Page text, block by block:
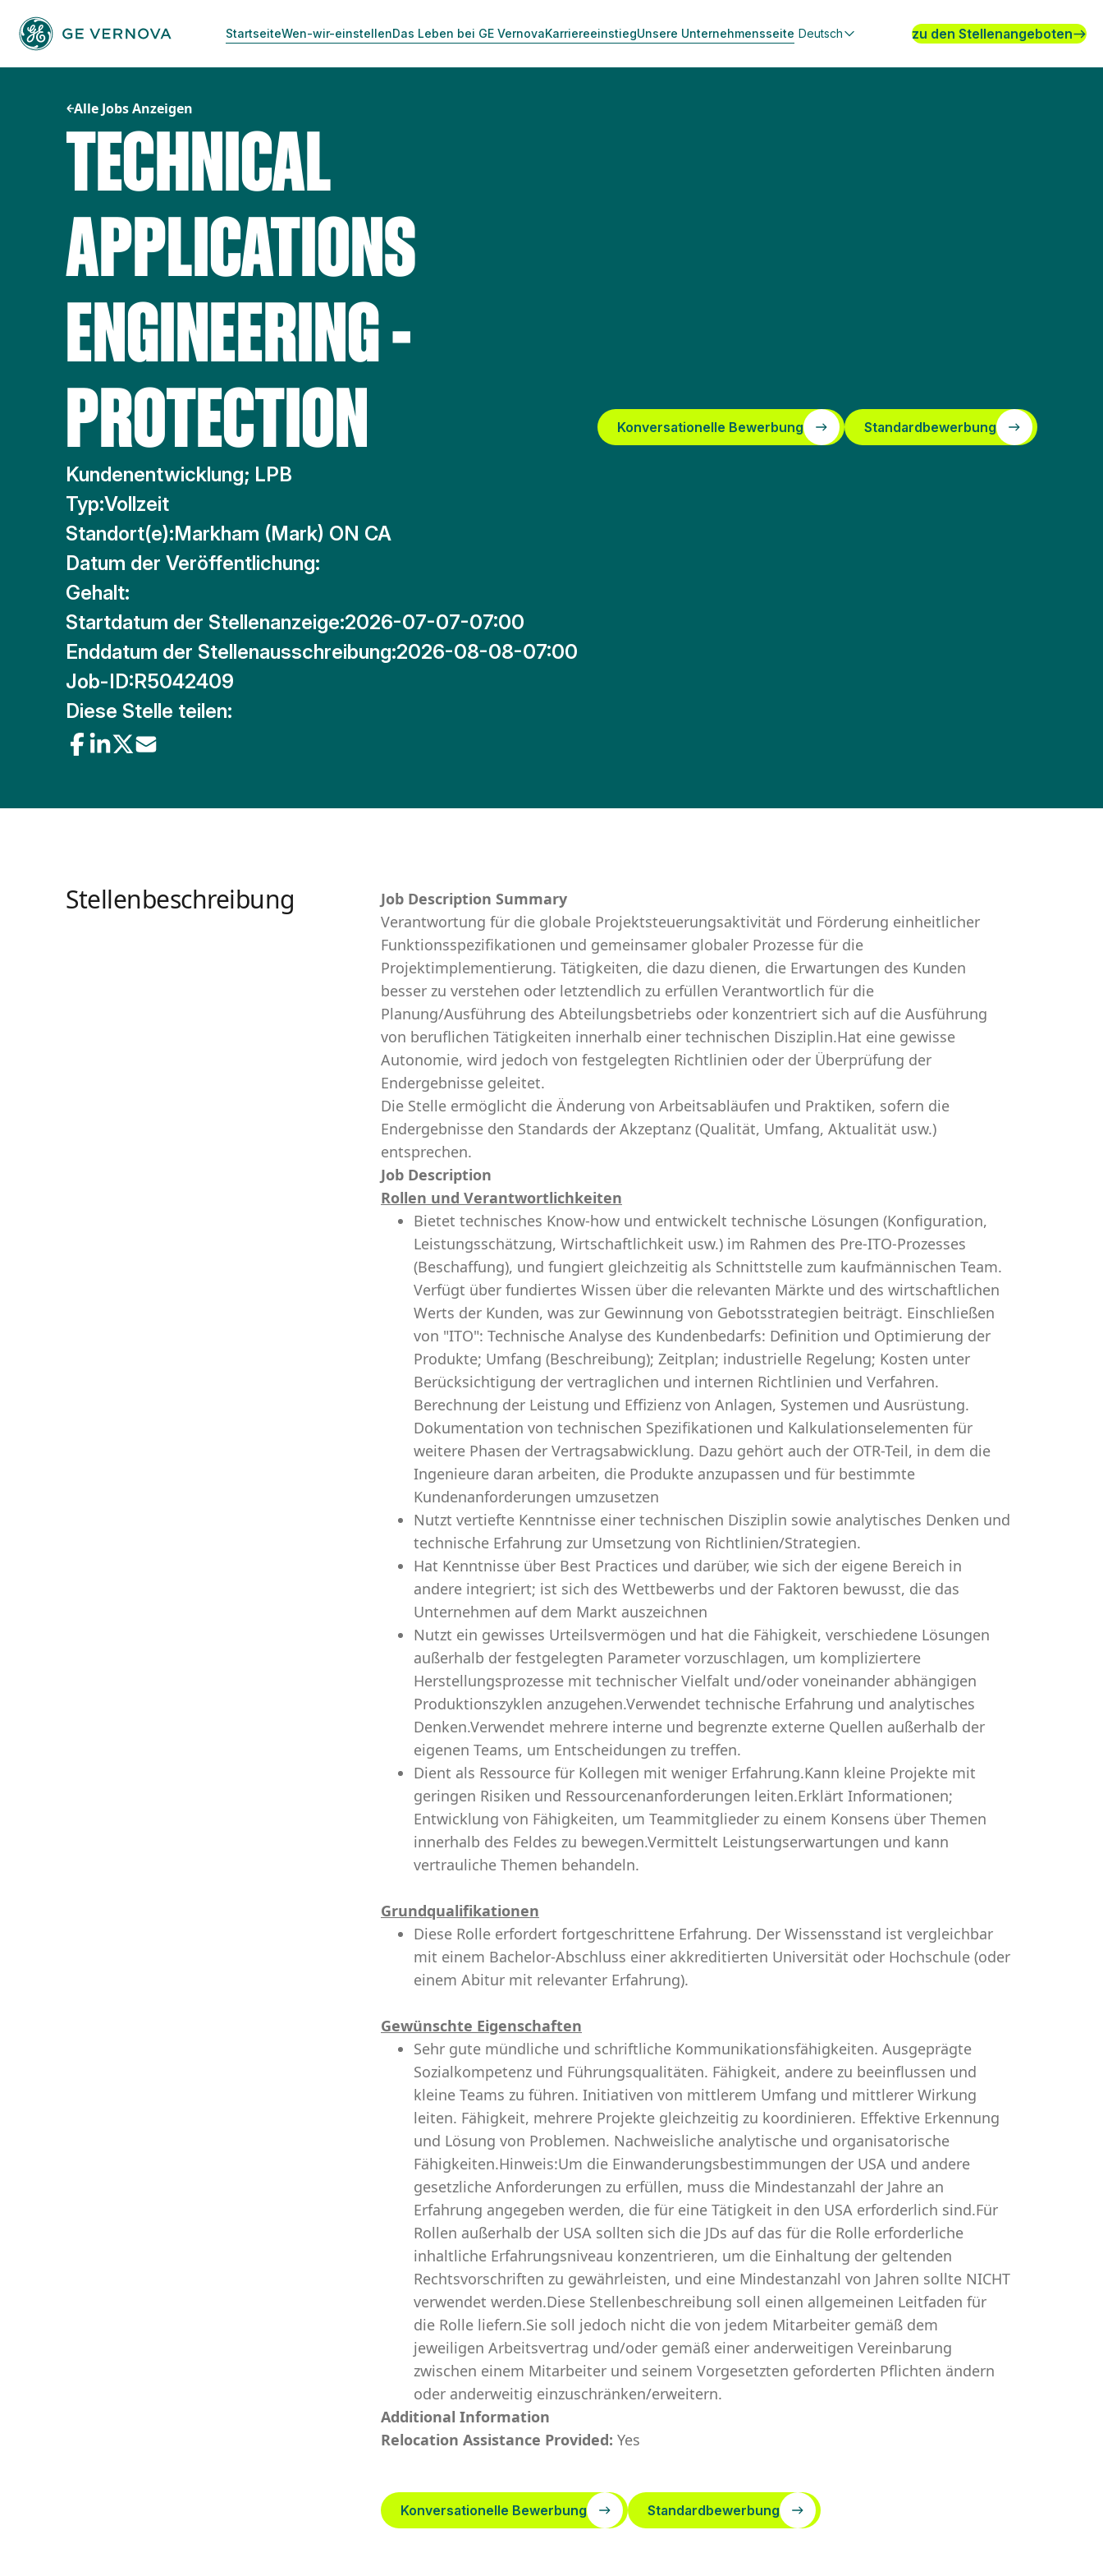
Inhalt
springen
StartseiteWen-wir-einstellenDas Leben bei GE VernovaKarriereeinstiegUnsere Unternehmensseite Deutsch zu den Stellenangeboten
Alle Jobs Anzeigen
TECHNICAL
APPLICATIONS
ENGINEERING -
PROTECTION
Kundenentwicklung; LPB
Typ:Vollzeit
Standort(e):Markham (Mark) ON CA
Datum der Veröffentlichung:
Gehalt:
Startdatum der Stellenanzeige:2026-07-07-07:00
Enddatum der Stellenausschreibung:2026-08-08-07:00
Job-ID:R5042409
Diese Stelle teilen:
Konversationelle Bewerbung Standardbewerbung
Stellenbeschreibung
Job Description Summary
Verantwortung für die globale Projektsteuerungsaktivität und Förderung einheitlicher
Funktionsspezifikationen und gemeinsamer globaler Prozesse für die
Projektimplementierung. Tätigkeiten, die dazu dienen, die Erwartungen des Kunden
besser zu verstehen oder letztendlich zu erfüllen Verantwortlich für die
Planung/Ausführung des Abteilungsbetriebs oder konzentriert sich auf die Ausführung
von beruflichen Tätigkeiten innerhalb einer technischen Disziplin.Hat eine gewisse
Autonomie, wird jedoch von festgelegten Richtlinien oder der Überprüfung der
Endergebnisse geleitet.
Die Stelle ermöglicht die Änderung von Arbeitsabläufen und Praktiken, sofern die
Endergebnisse den Standards der Akzeptanz (Qualität, Umfang, Aktualität usw.)
entsprechen.
Job Description
Rollen und Verantwortlichkeiten
Bietet technisches Know-how und entwickelt technische Lösungen (Konfiguration,
Leistungsschätzung, Wirtschaftlichkeit usw.) im Rahmen des Pre-ITO-Prozesses
(Beschaffung), und fungiert gleichzeitig als Schnittstelle zum kaufmännischen Team.
Verfügt über fundiertes Wissen über die relevanten Märkte und des wirtschaftlichen
Werts der Kunden, was zur Gewinnung von Gebotsstrategien beiträgt. Einschließen
von "ITO": Technische Analyse des Kundenbedarfs: Definition und Optimierung der
Produkte; Umfang (Beschreibung); Zeitplan; industrielle Regelung; Kosten unter
Berücksichtigung der vertraglichen und internen Richtlinien und Verfahren.
Berechnung der Leistung und Effizienz von Anlagen, Systemen und Ausrüstung.
Dokumentation von technischen Spezifikationen und Kalkulationselementen für
weitere Phasen der Vertragsabwicklung. Dazu gehört auch der OTR-Teil, in dem die
Ingenieure daran arbeiten, die Produkte anzupassen und für bestimmte
Kundenanforderungen umzusetzen
Nutzt vertiefte Kenntnisse einer technischen Disziplin sowie analytisches Denken und
technische Erfahrung zur Umsetzung von Richtlinien/Strategien.
Hat Kenntnisse über Best Practices und darüber, wie sich der eigene Bereich in
andere integriert; ist sich des Wettbewerbs und der Faktoren bewusst, die das
Unternehmen auf dem Markt auszeichnen
Nutzt ein gewisses Urteilsvermögen und hat die Fähigkeit, verschiedene Lösungen
außerhalb der festgelegten Parameter vorzuschlagen, um kompliziertere
Herstellungsprozesse mit technischer Vielfalt und/oder voneinander abhängigen
Produktionszyklen anzugehen.Verwendet technische Erfahrung und analytisches
Denken.Verwendet mehrere interne und begrenzte externe Quellen außerhalb der
eigenen Teams, um Entscheidungen zu treffen.
Dient als Ressource für Kollegen mit weniger Erfahrung.Kann kleine Projekte mit
geringen Risiken und Ressourcenanforderungen leiten.Erklärt Informationen;
Entwicklung von Fähigkeiten, um Teammitglieder zu einem Konsens über Themen
innerhalb des Feldes zu bewegen.Vermittelt Leistungserwartungen und kann
vertrauliche Themen behandeln.
Grundqualifikationen
Diese Rolle erfordert fortgeschrittene Erfahrung. Der Wissensstand ist vergleichbar
mit einem Bachelor-Abschluss einer akkreditierten Universität oder Hochschule (oder
einem Abitur mit relevanter Erfahrung).
Gewünschte Eigenschaften
Sehr gute mündliche und schriftliche Kommunikationsfähigkeiten. Ausgeprägte
Sozialkompetenz und Führungsqualitäten. Fähigkeit, andere zu beeinflussen und
kleine Teams zu führen. Initiativen von mittlerem Umfang und mittlerer Wirkung
leiten. Fähigkeit, mehrere Projekte gleichzeitig zu koordinieren. Effektive Erkennung
und Lösung von Problemen. Nachweisliche analytische und organisatorische
Fähigkeiten.Hinweis:Um die Einwanderungsbestimmungen der USA und andere
gesetzliche Anforderungen zu erfüllen, muss die Mindestanzahl der Jahre an
Erfahrung angegeben werden, die für eine Tätigkeit in den USA erforderlich sind.Für
Rollen außerhalb der USA sollten sich die JDs auf das für die Rolle erforderliche
inhaltliche Erfahrungsniveau konzentrieren, um die Einhaltung der geltenden
Rechtsvorschriften zu gewährleisten, und eine Mindestanzahl von Jahren sollte NICHT
verwendet werden.Diese Stellenbeschreibung soll einen allgemeinen Leitfaden für
die Rolle liefern.Sie soll jedoch nicht die von jedem Mitarbeiter gemäß dem
jeweiligen Arbeitsvertrag und/oder gemäß einer anderweitigen Vereinbarung
zwischen einem Mitarbeiter und seinem Vorgesetzten geforderten Pflichten ändern
oder anderweitig einzuschränken/erweitern.
Additional Information
Relocation Assistance Provided: Yes
Konversationelle Bewerbung Standardbewerbung